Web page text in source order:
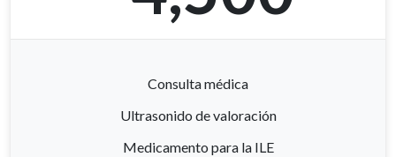
Consulta médica
Ultrasonido de valoración
Medicamento para la ILE